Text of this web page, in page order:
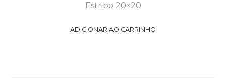
Estribo 20×20
ADICIONAR AO CARRINHO